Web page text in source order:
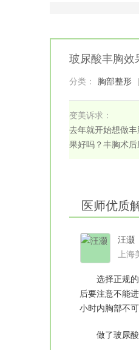
玻尿酸丰胸效
分类： 胸部整形 |
变美诉求：
去年就开始想做
果好吗？丰胸术
医师优质
汪灏
上
选择正规的
后要注意不能
小时内胸部不
做了玻尿酸